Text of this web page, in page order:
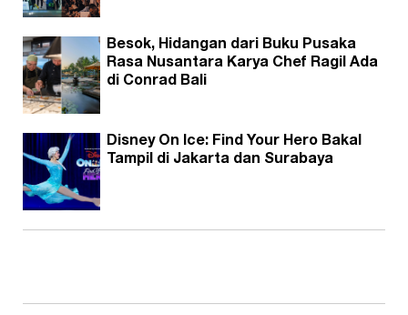
Besok, Hidangan dari Buku Pusaka
Rasa Nusantara Karya Chef Ragil Ada
di Conrad Bali
Disney On Ice: Find Your Hero Bakal
Tampil di Jakarta dan Surabaya